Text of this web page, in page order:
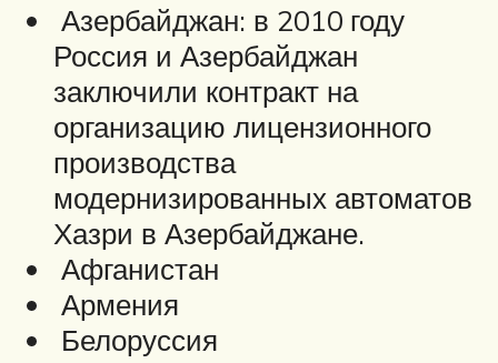
Азербайджан: в 2010 году
Россия и Азербайджан
заключили контракт на
организацию лицензионного
производства
модернизированных автоматов
Хазри в Азербайджане.
Афганистан
Армения
Белоруссия